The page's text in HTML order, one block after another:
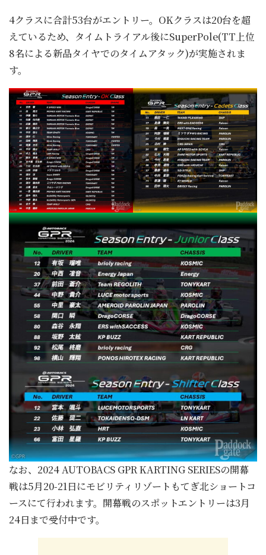
4クラスに合計53台がエントリー。OKクラスは20台を超
えているため、タイムトライアル後にSuperPole(TT上位
8名による新品タイヤでのタイムアタック)が実施されま
す。
なお、2024 AUTOBACS GPR KARTING SERIESの開幕
戦は5月20-21日にモビリティリゾートもてぎ北ショートコ
ースにて行われます。開幕戦のスポットエントリーは3月
24日まで受付中です。